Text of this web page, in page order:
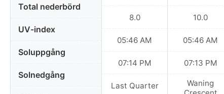
Total nederbörd
UV-index
Soluppgång
Solnedgång
8.0
05:46 AM
07:14 PM
Last Quarter
10.0
05:46 AM
07:13 PM
Waning